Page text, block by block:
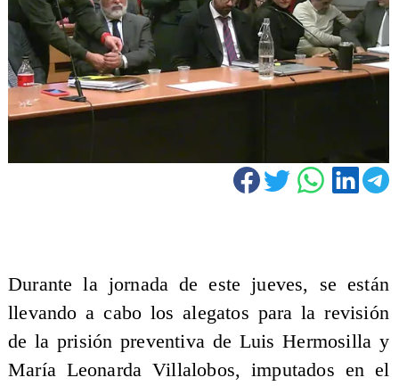
Durante la jornada de este jueves, se están
llevando a cabo los alegatos para la revisión
de la prisión preventiva de Luis Hermosilla y
María Leonarda Villalobos, imputados en el